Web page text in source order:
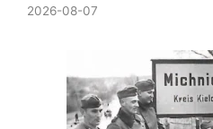
2026-08-07